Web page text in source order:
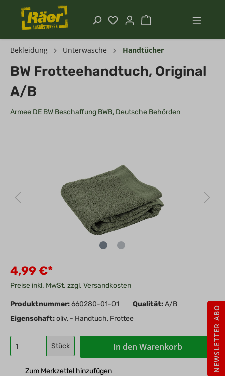
Bekleidung Unterwäsche Handtücher
BW Frotteehandtuch, Original
A/B
Armee DE BW Beschaffung BWB, Deutsche Behörden
4,99 €*
Preise inkl. MwSt. zzgl. Versandkosten
Produktnummer:660280-01-01 Qualität:A/B
Eigenschaft:oliv, - Handtuch, Frottee
Stück In den Warenkorb
Zum Merkzettel hinzufügen NEWSLETTER ABO